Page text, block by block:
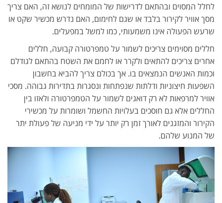
לחלל המסוים ובהתאם לדרישות של המומחים לנושא זה, האם צריך
מסך אוויר לקירור בלבד או שגם לחימום, האם נדרש מכשיר שקט או
שרעש הפעולה אינו משמעותי, כמו למשל במפעלים.
חללים מסוימים צריכים לשמור על טמפרטורה קבועה, חללים
אחרים צריכים להתאים ולקרר או לחמם את השטח בהתאם לגודלם
וכמות האנשים הנמצאים בו. אך בכולם צריך להביא בחשבון
השפעות חיצוניות ודלתות שנפתחות ונסגרות בתדירות גבוהה. מסכי
אוויר למרפאות לא רק דואגים לשמור על הטמפרטורה ולאזו בין
החללים אלא גם חוסכים בעלויות החשמל ושומרות על מכשירי
הקירור והמזגנים לאורך זמן רק יותר על ידי מניעה של פעולת יתר
של המנוע שלהם.